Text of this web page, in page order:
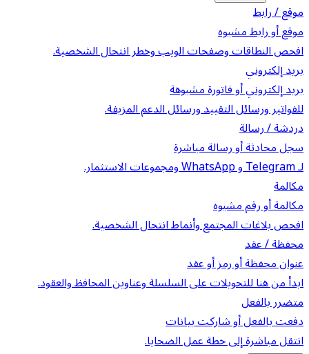
موقع / رابط
موقع أو رابط مشبوه
افحص النطاقات وصفحات الويب وخطر انتحال الشخصية.
بريد إلكتروني
بريد إلكتروني أو فاتورة مشبوهة
للفواتير ورسائل التقييد ورسائل الدعم المزيفة.
دردشة / رسالة
سجل محادثة أو رسالة مباشرة
لـ Telegram و WhatsApp ومجموعات الاستثمار.
مكالمة
مكالمة أو رقم مشبوه
افحص بلاغات المجتمع وأنماط انتحال الشخصية.
محفظة / عقد
عنوان محفظة أو رمز أو عقد
ابدأ من هنا للتحويلات على السلسلة وعناوين المحافظ والعقود.
متضرر بالفعل
دفعت بالفعل أو شاركت بيانات
انتقل مباشرة إلى خطة عمل الضحايا.